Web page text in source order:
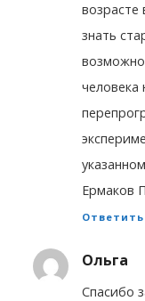
возрасте
знать
человека
Ермаков
Ответить
Ольга
Спасибо